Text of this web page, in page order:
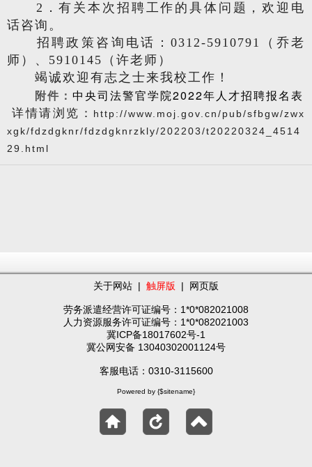
2．有关本次招聘工作的具体问题，欢迎电
话咨询。
招聘政策咨询电话：0312-5910791（乔老
师）、5910145（许老师）
竭诚欢迎有志之士来我校工作！
附件： 中央司法警官学院2022年人才招聘报名表
详情请浏览：
http://www.moj.gov.cn/pub/sfbgw/zwx
xgk/fdzdgknr/fdzdgknrzkly/202203/t20220324_4514
29.html
关于网站 | 触屏版 | 网页版
劳务派遣经营许可证编号：1*0*082021008
人力资源服务许可证编号：1*0*082021003
冀ICP备18017602号-1
冀公网安备 13040302001124号
客服电话：0310-3115600
Powered by {$sitename}